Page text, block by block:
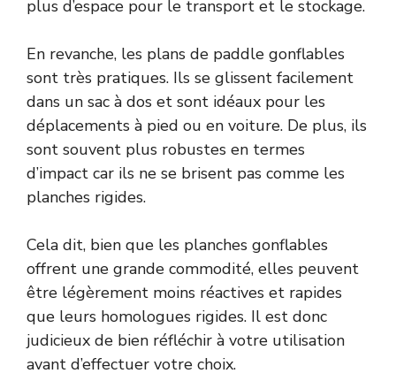
plus d’espace pour le transport et le stockage.
En revanche, les plans de paddle gonflables
sont très pratiques. Ils se glissent facilement
dans un sac à dos et sont idéaux pour les
déplacements à pied ou en voiture. De plus, ils
sont souvent plus robustes en termes
d’impact car ils ne se brisent pas comme les
planches rigides.
Cela dit, bien que les planches gonflables
offrent une grande commodité, elles peuvent
être légèrement moins réactives et rapides
que leurs homologues rigides. Il est donc
judicieux de bien réfléchir à votre utilisation
avant d’effectuer votre choix.